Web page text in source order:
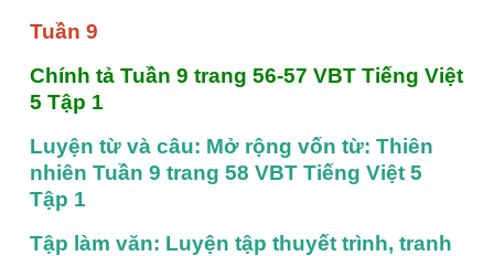
Tuần 9
Chính tả Tuần 9 trang 56-57 VBT Tiếng Việt
5 Tập 1
Luyện từ và câu: Mở rộng vốn từ: Thiên
nhiên Tuần 9 trang 58 VBT Tiếng Việt 5
Tập 1
Tập làm văn: Luyện tập thuyết trình, tranh